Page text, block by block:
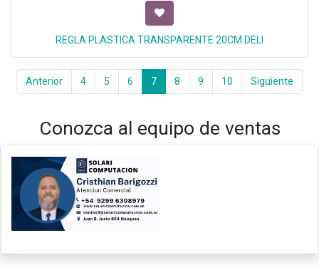
REGLA PLASTICA TRANSPARENTE 20CM DELI
Anterior 4 5 6 7 8 9 10 Siguiente
Conozca al equipo de ventas